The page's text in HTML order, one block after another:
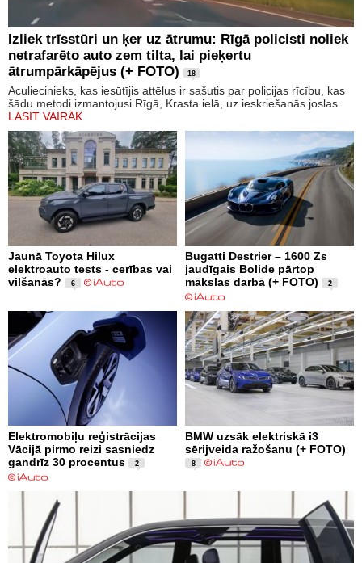
Izliek trīsstūri un ķer uz ātrumu: Rīgā policisti noliek
netrafarēto auto zem tilta, lai pieķertu
ātrumpārkāpējus (+ FOTO)
18
Aculiecinieks, kas iesūtījis attēlus ir sašutis par policijas rīcību, kas
šādu metodi izmantojusi Rīgā, Krasta ielā, uz ieskriešanās joslas.
LASĪT VAIRĀK
Jaunā Toyota Hilux
elektroauto tests - cerības vai
vilšanās?
6
Bugatti Destrier – 1600 Zs
jaudīgais Bolide pārtop
mākslas darbā (+ FOTO)
2
Elektromobiļu reģistrācijas
Vācijā pirmo reizi sasniedz
gandrīz 30 procentus
2
BMW uzsāk elektriskā i3
sērijveida ražošanu (+ FOTO)
8